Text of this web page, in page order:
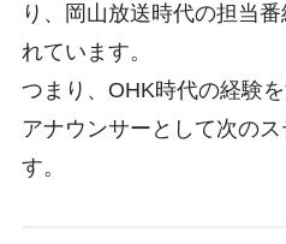
り、岡山放送時代の担当
れています。
つまり、OHK時代の経験
アナウンサーとして次の
す。